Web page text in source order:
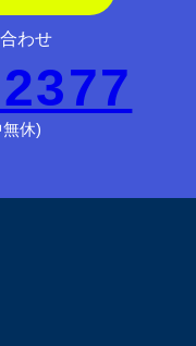
わせ
休)